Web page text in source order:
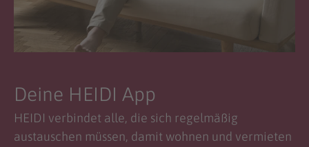
Deine HEIDI App
HEIDI verbindet alle, die sich regelmäßig
austauschen müssen, damit wohnen und vermieten